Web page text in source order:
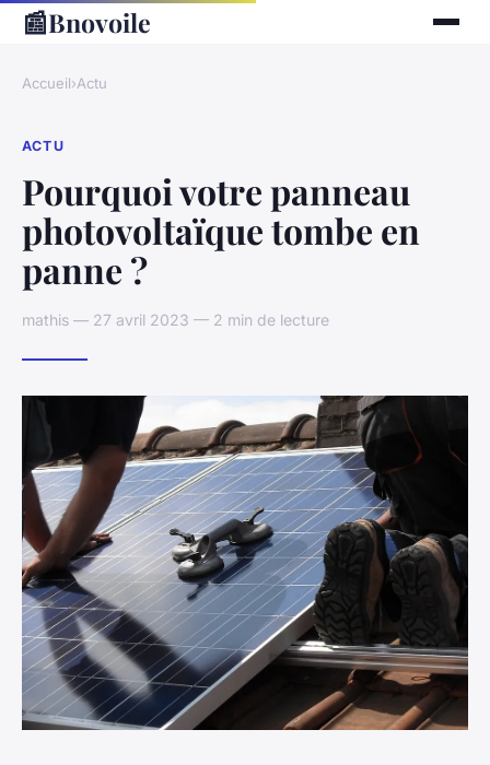
📰Bnovoile
Accueil›Actu
ACTU
Pourquoi votre panneau
photovoltaïque tombe en
panne ?
mathis — 27 avril 2023 — 2 min de lecture